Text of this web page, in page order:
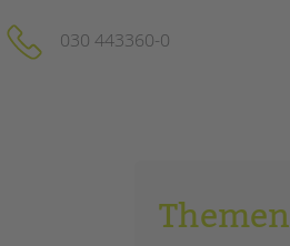
schließen
030 443360-0
SuchenThemen